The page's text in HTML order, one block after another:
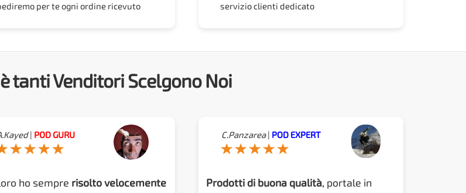
per te ogni ordine ricevuto
servizio clienti dedicato
tanti Venditori Scelgono Noi
| POD GURU
ho sempre risolto velocemente
C.Panzarea| POD EXPERT
Prodotti di buona qualità, portale in